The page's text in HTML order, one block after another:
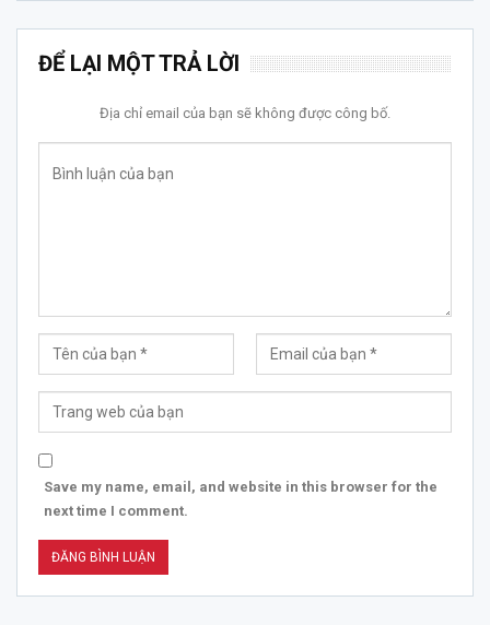
ĐỂ LẠI MỘT TRẢ LỜI
Địa chỉ email của bạn sẽ không được công bố.
Save my name, email, and website in this browser for the
next time I comment.